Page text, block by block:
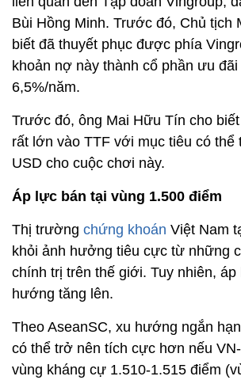
Bùi Hồng Minh. Trước đó, Chủ tịch
biết đã thuyết phục được phía
khoản nợ này thành cổ phần ưu
6,5%/năm.
Trước đó, ông Mai Hữu Tín cho
rất lớn vào TTF với mục tiêu có thể
USD cho cuộc chơi này.
Áp lực bán tại vùng 1.500 điểm
Thị trường chứng khoán Việt Nam
khỏi ảnh hưởng tiêu cực từ những
chính trị trên thế giới. Tuy nhiên, áp
hướng tăng lên.
Theo AseanSC, xu hướng ngắn
có thể trở nên tích cực hơn nếu
vùng kháng cự 1.510-1.515 điểm